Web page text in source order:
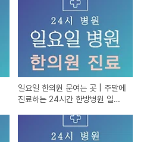
일요일 한의원 문여는 곳 | 주말에
진료하는 24시간 한방병원 일요